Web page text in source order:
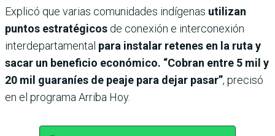
Explicó que varias comunidades indígenas utilizan
puntos estratégicos de conexión e interconexión
interdepartamental para instalar retenes en la ruta y
sacar un beneficio económico. “Cobran entre 5 mil y
20 mil guaraníes de peaje para dejar pasar”, precisó
en el programa Arriba Hoy.